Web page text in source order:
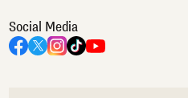
Social Media